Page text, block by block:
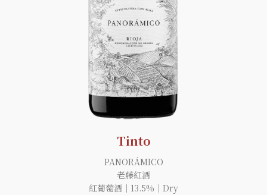
Tinto
PANORÁMICO
老藤紅酒
紅葡萄酒｜13.5%｜Dry